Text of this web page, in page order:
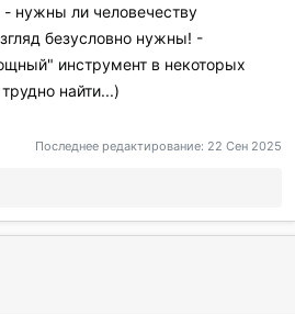
нужны ли человечеству
безусловно нужны! -
инструмент в некоторых
найти...)
Последнее редактирование: 22 Сен 2025